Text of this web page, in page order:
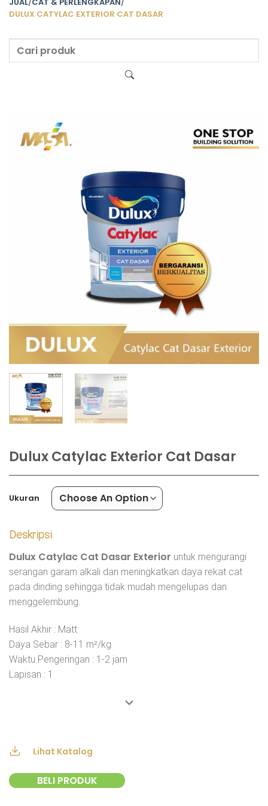
DULUX CATYLAC EXTERIOR CAT DASAR
Dulux Catylac Exterior Cat Dasar
Ukuran
Deskripsi
Dulux Catylac Cat Dasar Exterior untuk mengurangi
serangan garam alkali dan meningkatkan daya rekat cat
pada dinding sehingga tidak mudah mengelupas dan
menggelembung.
Hasil Akhir : Matt
Daya Sebar : 8-11 m²/kg
Waktu Pengeringan : 1-2 jam
Lapisan : 1
Lihat Katalog
BELI PRODUK